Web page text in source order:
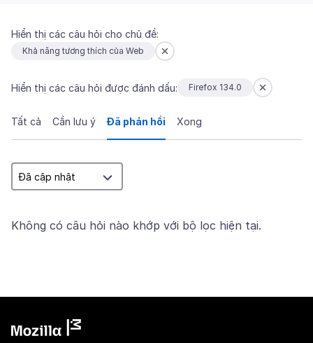
Hiển thị các câu hỏi cho chủ đề:
Khả năng tương thích của Web
Hiển thị các câu hỏi được đánh dấu: Firefox 134.0
Tất cả Cần lưu ý Đã phản hồi Xong
Không có câu hỏi nào khớp với bộ lọc hiện tại.